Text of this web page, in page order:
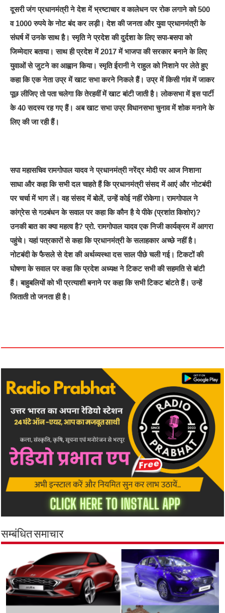
दूसरी जंग प्रधानमंत्री ने देश में भ्रष्टाचार व कालेधन पर रोक लगाने को 500
व 1000 रुपये के नोट बंद कर लड़ी। देश की जनता और युवा प्रधानमंत्री के
संघर्ष में उनके साथ है। स्मृति ने प्रदेश की दुर्दशा के लिए सपा-बसपा को
जिम्मेदार बताया। साथ ही प्रदेश में 2017 में भाजपा की सरकार बनाने के लिए
युवाओं से जुटने का आह्वान किया। स्मृति ईरानी ने राहुल को निशाने पर लेते हुए
कहा कि एक नेता उप्र में खाट सभा करने निकले हैं। उप्र में किसी गांव में जाकर
पूछ लीजिए तो पता चलेगा कि तेरहवीं में खाट बांटी जाती है। लोकसभा में इस पार्टी
के 40 सदस्य रह गए हैं। अब खाट सभा उप्र विधानसभा चुनाव में शोक मनाने के
लिए की जा रही हैं।
सपा महासचिव रामगोपाल यादव ने प्रधानमंत्री नरेंद्र मोदी पर आज निशाना
साधा और कहा कि सभी दल चाहते हैं कि प्रधानमंत्री संसद में आएं और नोटबंदी
पर चर्चा में भाग लें। वह संसद में बोलें, उन्हें कोई नहीं रोकेगा। रामगोपाल ने
कांग्रेस से गठबंधन के सवाल पर कहा कि कौन है ये पीके (प्रशांत किशोर)?
उनकी बात का क्या महत्व है? प्रो. रामगोपाल यादव एक निजी कार्यक्रम में आगरा
पहुंचे। यहां पत्रकारों से कहा कि प्रधानमंत्री के सलाहकार अच्छे नहीं है।
नोटबंदी के फैसले से देश की अर्थव्यस्था दस साल पीछे चली गई। टिकटों की
घोषणा के सवाल पर कहा कि प्रदेश अध्यक्ष ने टिकट सभी की सहमति से बांटी
हैं। बाहुबलियों को भी प्रत्याशी बनाने पर कहा कि सभी टिकट बांटते हैं। उन्हें
जिताती तो जनता ही है।
सम्बंधित समाचार